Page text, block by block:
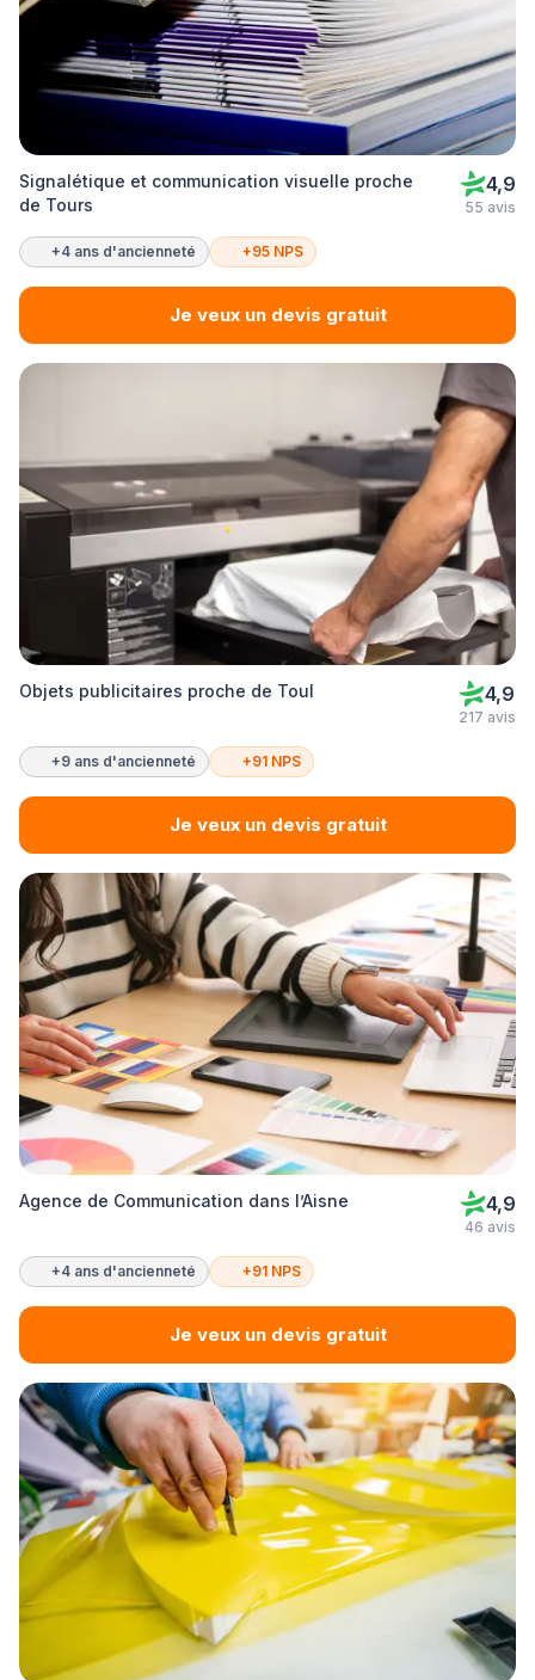
Signalétique et communication visuelle proche
de Tours
4,9
55 avis
+4 ans d'ancienneté +95 NPS
Je veux un devis gratuit
Objets publicitaires proche de Toul 4,9
217 avis
+9 ans d'ancienneté +91 NPS
Je veux un devis gratuit
Agence de Communication dans l’Aisne 4,9
46 avis
+4 ans d'ancienneté +91 NPS
Je veux un devis gratuit